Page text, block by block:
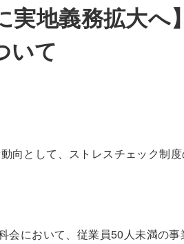
実地義務拡大
いて
向として、ストレスチェック制
会において、従業員50人未満の